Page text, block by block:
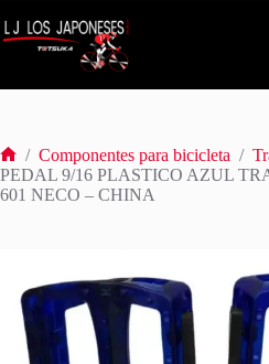
al
contenido
Inicio
/ Componentes para bicicleta /
PEDAL 9/16 PLASTICO AZUL
601 NECO – CHINA